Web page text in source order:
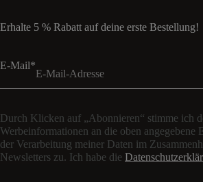
Erhalte 5 % Rabatt auf deine erste Bestellung!
E-Mail*
Durch Klicken auf „Abonnieren“ stimme ich
Werbeinformationen an die oben angegebene
der Verarbeitung meiner Daten im
Newsletters zu. Ich habe die